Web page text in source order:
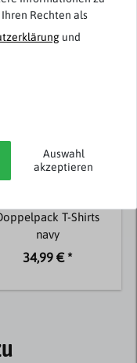
T-Shirts
navy
34,99 € *
Rechten als
und
Auswahl
akzeptieren